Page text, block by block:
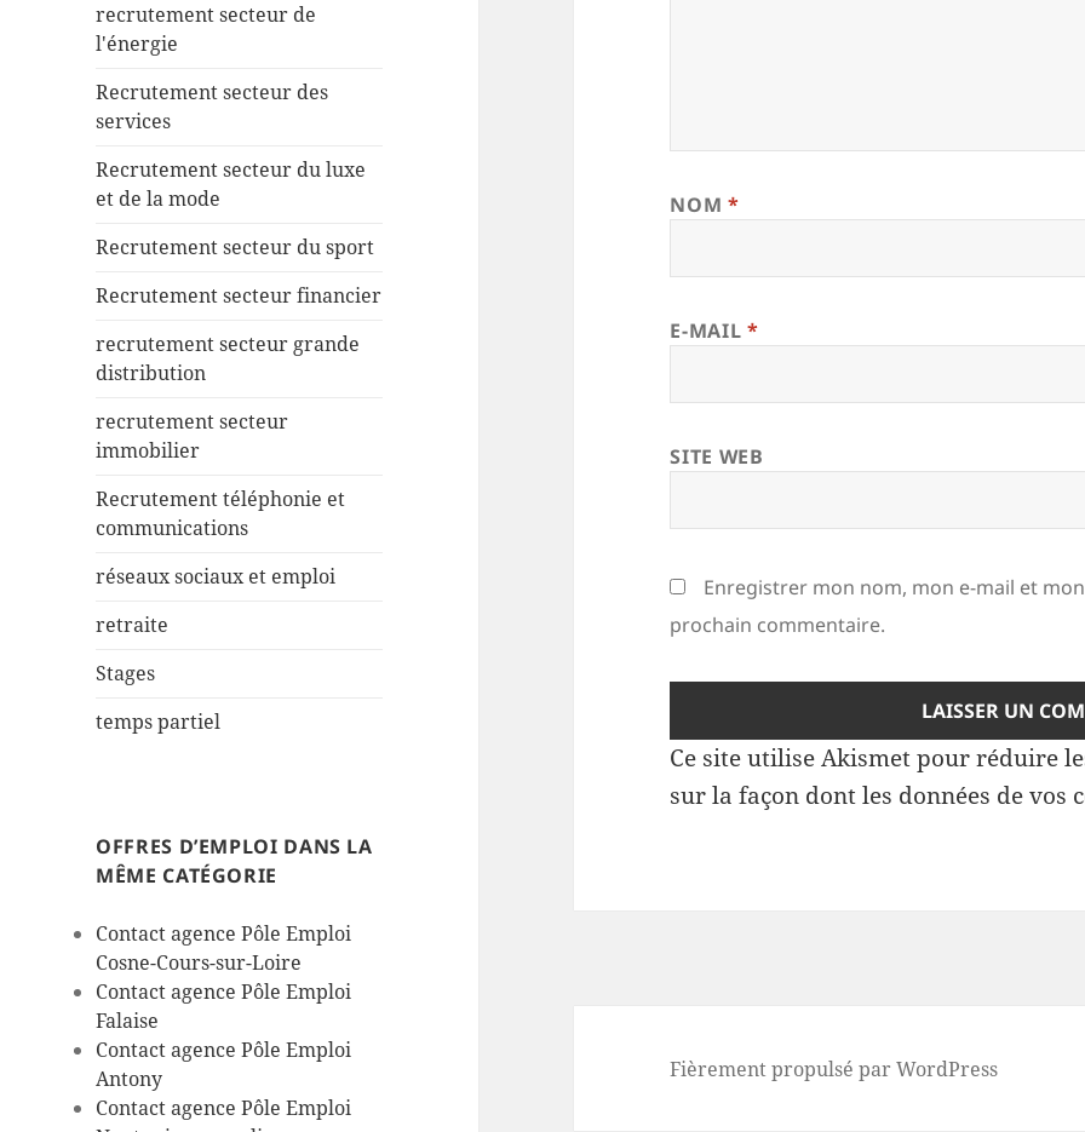
recrutement secteur de
l'énergie
Recrutement secteur des
services
Recrutement secteur du luxe
et de la mode
Recrutement secteur du sport
Recrutement secteur financier
recrutement secteur grande
distribution
recrutement secteur
immobilier
Recrutement téléphonie et
communications
réseaux sociaux et emploi
retraite
Stages
temps partiel
OFFRES D’EMPLOI DANS LA
MÊME CATÉGORIE
Contact agence Pôle Emploi
Cosne-Cours-sur-Loire
Contact agence Pôle Emploi
Falaise
Contact agence Pôle Emploi
Antony
Contact agence Pôle Emploi
NOM *
E-MAIL *
SITE WEB
Enregistrer mon nom, mon e-mail et
prochain commentaire.
Ce site utilise Akismet pour réduire
sur la façon dont les données de vos
Fièrement propulsé par WordPress